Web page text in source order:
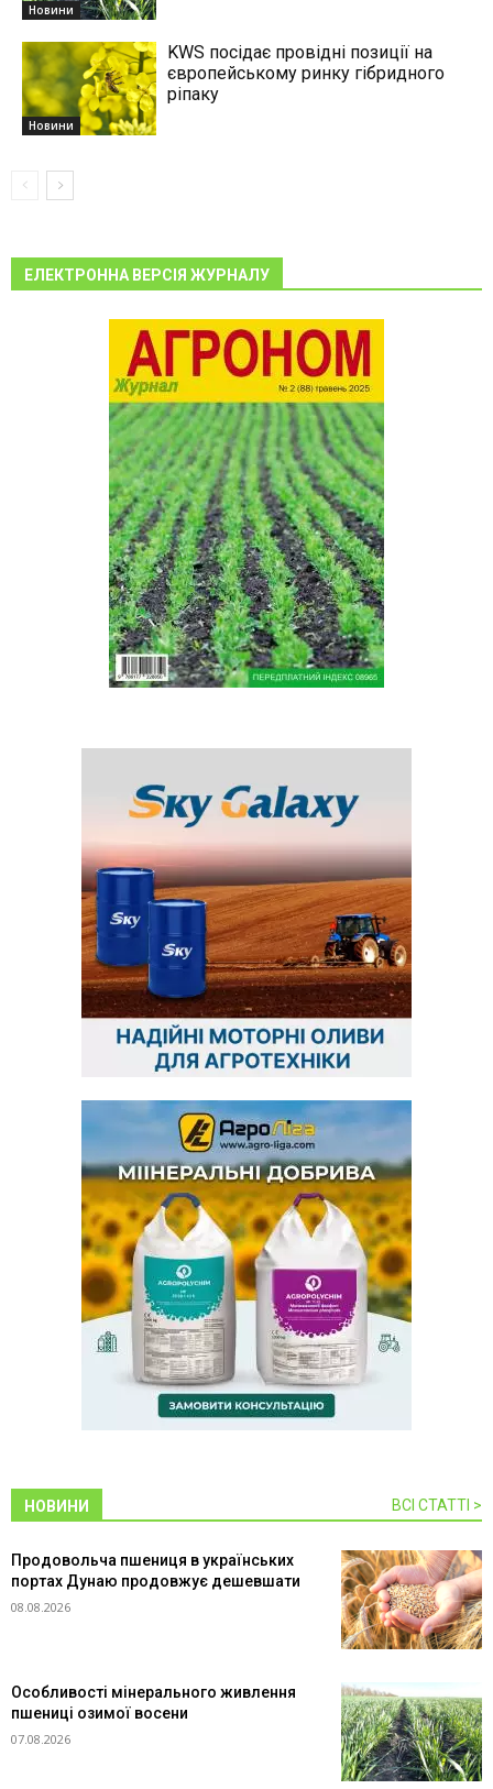
Новини
Новини
KWS посідає провідні позиції на
європейському ринку гібридного
ріпаку
ЕЛЕКТРОННА ВЕРСІЯ ЖУРНАЛУ
НОВИНИ ВСІ СТАТТІ >
Продовольча пшениця в українських
портах Дунаю продовжує дешевшати
08.08.2026
Особливості мінерального живлення
пшениці озимої восени
07.08.2026